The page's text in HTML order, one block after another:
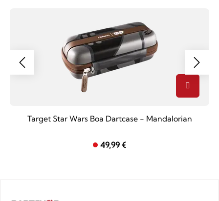
Target Star Wars Boa Dartcase - Mandalorian
49,99 €